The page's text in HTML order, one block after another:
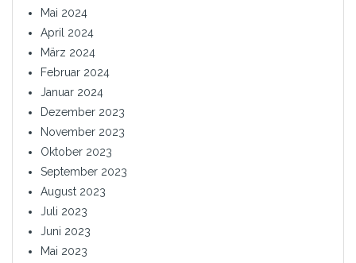
Mai 2024
April 2024
März 2024
Februar 2024
Januar 2024
Dezember 2023
November 2023
Oktober 2023
September 2023
August 2023
Juli 2023
Juni 2023
Mai 2023